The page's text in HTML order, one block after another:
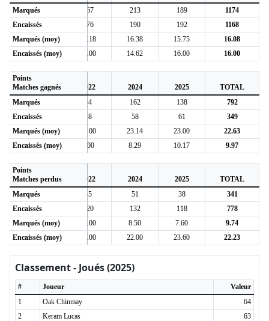
Marqués211 167 213 189
1174
Encaissés
216 176 190 192
1168
Marqués (moy)
16.23 15.18 16.38 15.75
16.08
Encaissés (moy)
16.62 16.00 14.62 16.00 16.00
Points
Matches gagnés
2018 2022 2024 2025
TOTAL
Marqués157 84 162 138
792
Encaissés
95 28 58 61
349
Marqués (moy)
22.43 21.00 23.14 23.00
22.63
Encaissés (moy)
13.57 7.00 8.29 10.17 9.97
Points
Matches perdus
2018 2022 2024 2025
TOTAL
Marqués54 55 51 38
341
Encaissés
121 120 132 118
778
Marqués (moy)
9.00 11.00 8.50 7.60
9.74
Encaissés (moy)
20.17 24.00 22.00 23.60 22.23
Classement - Joués (2025)
# Joueur
Valeur
1
Oak Chinmay
64
2
Keram Lucas
63